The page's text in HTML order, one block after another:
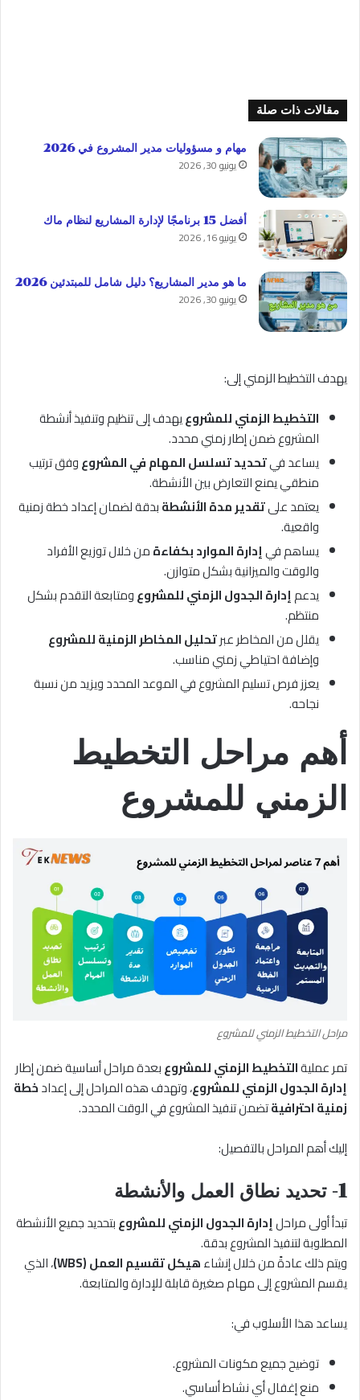
مقالات ذات صلة
مهام و مسؤوليات مدير المشروع في 2026
يونيو 30, 2026
أفضل 15 برنامجًا لإدارة المشاريع لنظام ماك
يونيو 16, 2026
ما هو مدير المشاريع؟ دليل شامل للمبتدئين 2026
يونيو 30, 2026
يهدف التخطيط الزمني إلى:
التخطيط الزمني للمشروعيهدف إلى تنظيم وتنفيذ أنشطة
المشروع ضمن إطار زمني محدد.
يساعد فيتحديد تسلسل المهام في المشروعوفق ترتيب
منطقي يمنع التعارض بين الأنشطة.
يعتمد علىتقدير مدة الأنشطةبدقة لضمان إعداد خطة زمنية
واقعية.
يساهم فيإدارة الموارد بكفاءةمن خلال توزيع الأفراد
والوقت والميزانية بشكل متوازن.
يدعمإدارة الجدول الزمني للمشروعومتابعة التقدم بشكل
منتظم.
يقلل من المخاطر عبرتحليل المخاطر الزمنية للمشروع
وإضافة احتياطي زمني مناسب.
يعزز فرص تسليم المشروع في الموعد المحدد ويزيد من نسبة
نجاحه.
أهم مراحل التخطيط
الزمني للمشروع
مراحل التخطيط الزمني للمشروع
تمر عمليةالتخطيط الزمني للمشروعبعدة مراحل أساسية ضمن إطار
إدارة الجدول الزمني للمشروع، وتهدف هذه المراحل إلى إعدادخطة
زمنية احترافيةتضمن تنفيذ المشروع في الوقت المحدد.
إليك أهم المراحل بالتفصيل:
1- تحديد نطاق العمل والأنشطة
تبدأ أولى مراحلإدارة الجدول الزمني للمشروعبتحديد جميع الأنشطة
المطلوبة لتنفيذ المشروع بدقة.
ويتم ذلك عادةً من خلال إنشاءهيكل تقسيم العمل (WBS)
، الذي
يقسم المشروع إلى مهام صغيرة قابلة للإدارة والمتابعة.
يساعد هذا الأسلوب في:
توضيح جميع مكونات المشروع.
منع إغفال أي نشاط أساسي.